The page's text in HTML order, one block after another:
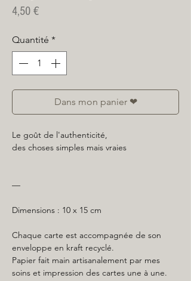
4,50 €Prix
Quantité *
Dans mon panier ❤
Le goût de l'authenticité,
des choses simples mais vraies
—
Dimensions : 10 x 15 cm
Chaque carte est accompagnée de son
enveloppe en kraft recyclé.
Papier fait main artisanalement par mes
soins et impression des cartes une à une.